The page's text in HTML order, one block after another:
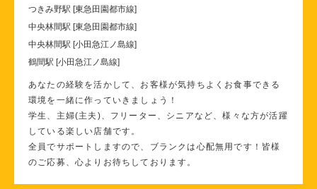
つきみ野駅 [東急田園都市線]
中央林間駅 [東急田園都市線]
中央林間駅 [小田急江ノ島線]
鶴間駅 [小田急江ノ島線]
あなたの経験を活かして、お客様が気持ちよくお食事できる
環境を一緒に作っていきましょう！
学生、主婦(主夫)、フリーター、シニアなど、様々な方が活躍
している楽しい店舗です。
全員でサポートしますので、ブランクは心配無用です！皆様
のご応募、心よりお待ちしております。